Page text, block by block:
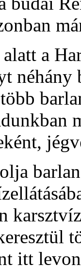
a
néhány
itt